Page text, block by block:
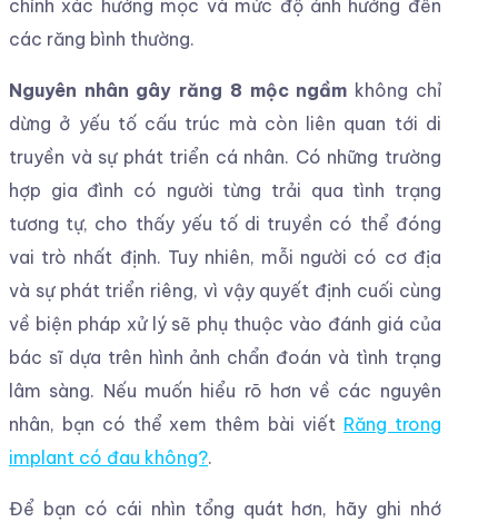
chính xác hướng mọc và mức độ ảnh hưởng đến
các răng bình thường.
Nguyên nhân gây răng 8 mộc ngầm không chỉ
dừng ở yếu tố cấu trúc mà còn liên quan tới di
truyền và sự phát triển cá nhân. Có những trường
hợp gia đình có người từng trải qua tình trạng
tương tự, cho thấy yếu tố di truyền có thể đóng
vai trò nhất định. Tuy nhiên, mỗi người có cơ địa
và sự phát triển riêng, vì vậy quyết định cuối cùng
về biện pháp xử lý sẽ phụ thuộc vào đánh giá của
bác sĩ dựa trên hình ảnh chẩn đoán và tình trạng
lâm sàng. Nếu muốn hiểu rõ hơn về các nguyên
nhân, bạn có thể xem thêm bài viết Răng trong
implant có đau không?.
Để bạn có cái nhìn tổng quát hơn, hãy ghi nhớ